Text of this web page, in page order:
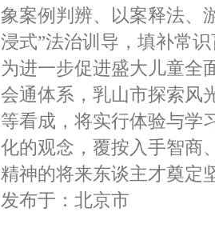
象案例判辨、以案释法、
浸式”法治训导，填补常
为进一步促进盛大儿童全
会通体系，乳山市探索风
等看成，将实行体验与学
化的观念，覆按入手智商
精神的将来东谈主才奠定
发布于：北京市